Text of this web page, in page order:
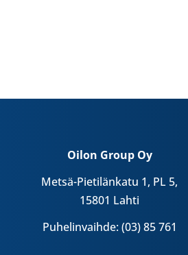
Oilon Group Oy
Metsä-Pietilänkatu 1, PL 5,
15801 Lahti
Puhelinvaihde: (03) 85 761